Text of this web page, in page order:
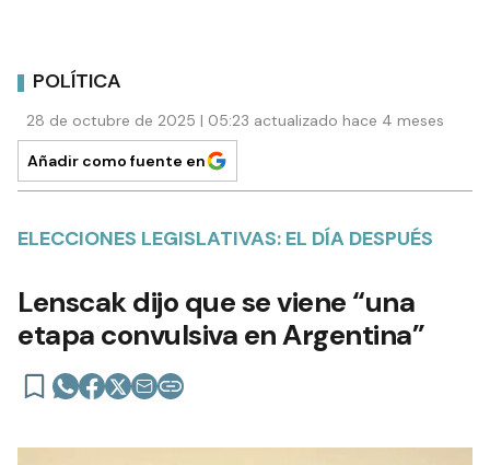
POLÍTICA
28 de octubre de 2025 | 05:23 actualizado hace 4 meses
Añadir como fuente en
ELECCIONES LEGISLATIVAS: EL DÍA DESPUÉS
Lenscak dijo que se viene “una
etapa convulsiva en Argentina”